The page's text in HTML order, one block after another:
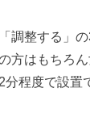
調整する」
方はもちろ
程度で設置